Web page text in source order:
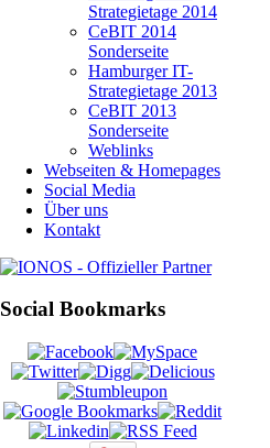
Strategietage 2014
CeBIT 2014
Sonderseite
Hamburger IT-
Strategietage 2013
CeBIT 2013
Sonderseite
Weblinks
Webseiten & Homepages
Social Media
Über uns
Kontakt
Social Bookmarks